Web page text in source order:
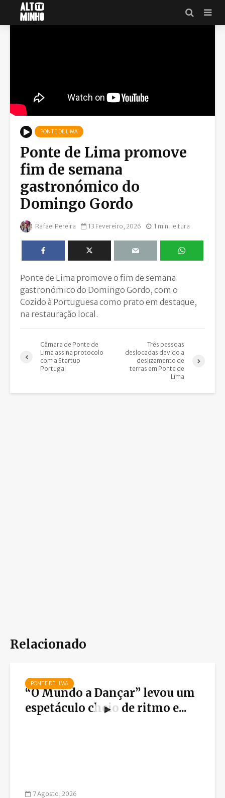
PONTE DE LIMA
Ponte de Lima promove
fim de semana
gastronómico do
Domingo Gordo
Rafael Pereira 13 Fevereiro, 2026 1 min. leitura
Ponte de Lima promove o fim de semana
gastronómico do Domingo Gordo, com o
Cozido à Portuguesa como prato em destaque,
na restauração local.
Câmara de Ponte de
Lima assina protocolo
com a Startup
Portugal
Três pessoas
deslocadas devido a
deslizamento de
terras em Ponte de
Lima
Relacionado
PONTE DE LIMA
“O Mundo a Dançar” levou um
espetáculo cheio de ritmo e...
7 Agosto, 2026